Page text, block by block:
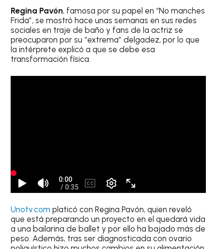
Regina Pavón, famosa por su papel en “No manches
Frida”, se mostró hace unas semanas en sus redes
sociales en traje de baño y fans de la actriz se
preocuparon por su “extrema” delgadez, por lo que
la intérprete explicó a que se debe esa
transformación física.
Unotv.com platicó con Regina Pavón, quien reveló
que está preparando un proyecto en el quedará vida
a una bailarina de ballet y por ello ha bajado más de
peso. Además, tras ser diagnosticada con ovario